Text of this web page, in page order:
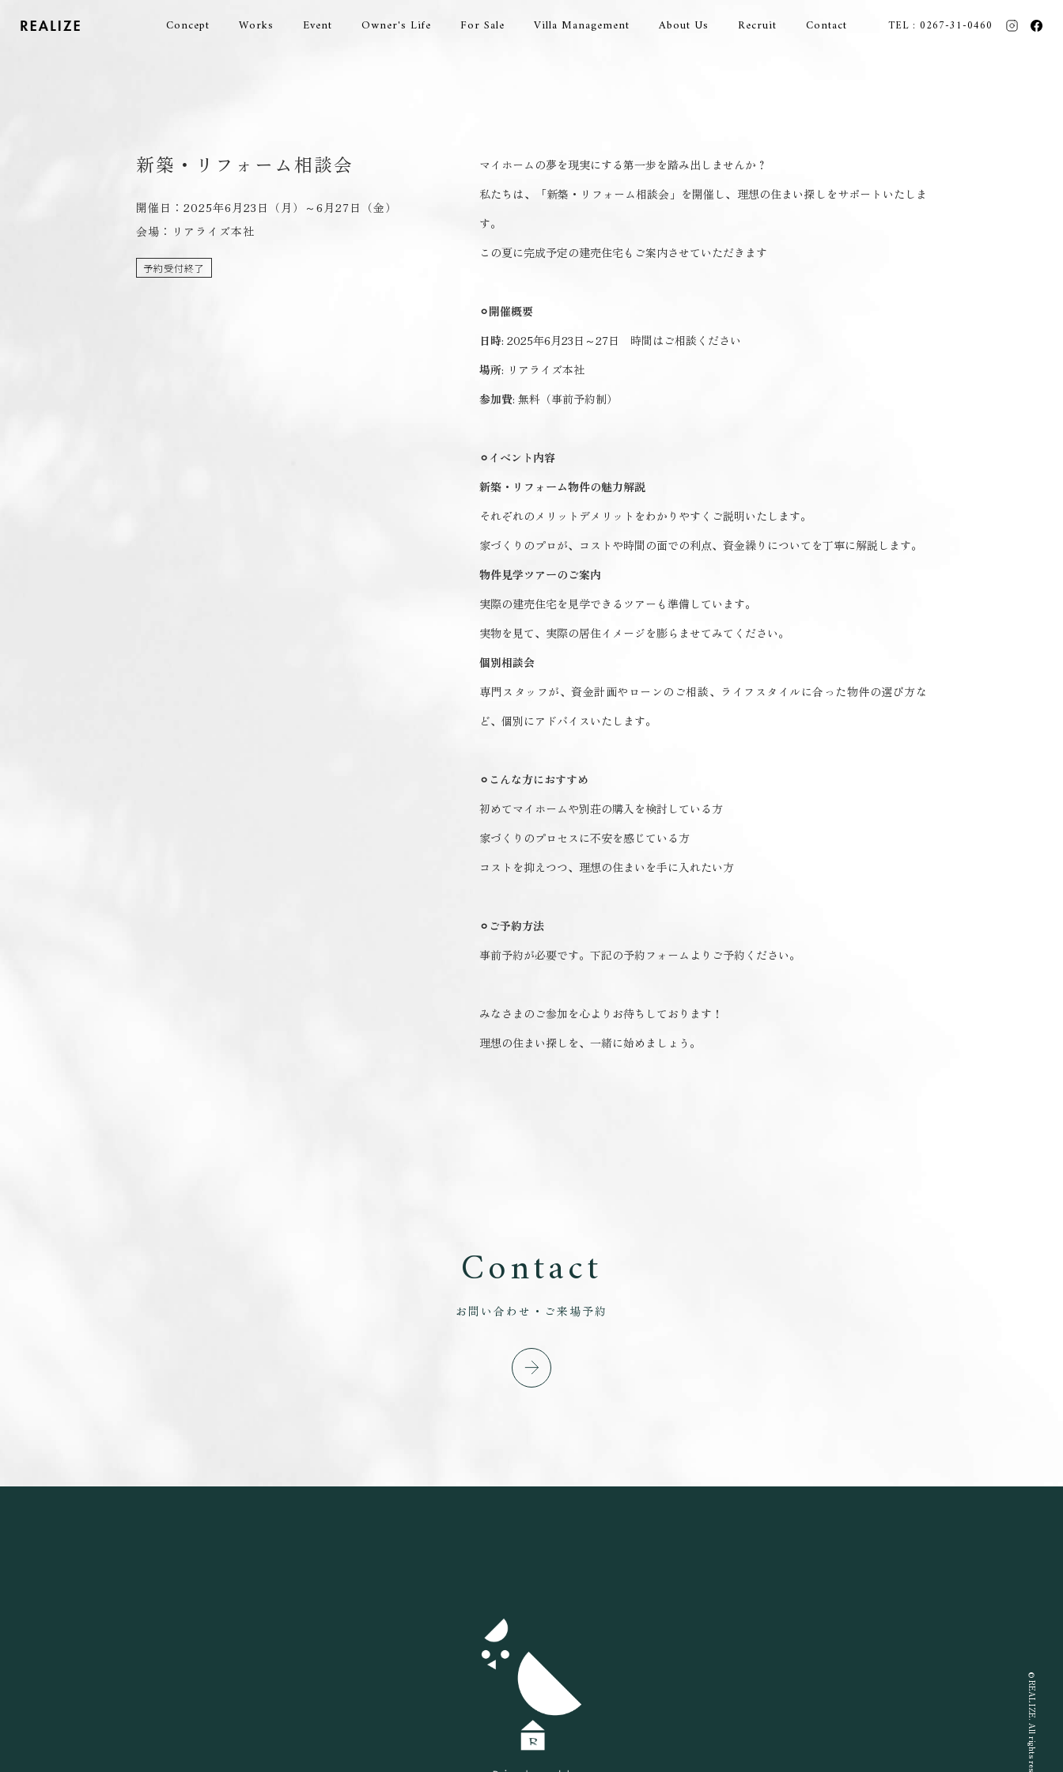
Concept Works Event Owner's Life For Sale Villa Management About Us Recruit Contact TEL : 0267-31-0460
新築・リフォーム相談会
開催日：2025年6月23日（月）～6月27日（金）
会場：リアライズ本社
マイホームの夢を現実にする第一歩を踏み出しませんか？
私たちは、「新築・リフォーム相談会」を開催し、理想の住まい探しをサポートいたしま
す。
この夏に完成予定の建売住宅もご案内させていただきます
⚪︎開催概要
日時: 2025年6月23日～27日 時間はご相談ください
場所: リアライズ本社
参加費: 無料（事前予約制）
⚪︎ イベント内容
新築・リフォーム物件の魅力解説
それぞれのメリットデメリットをわかりやすくご説明いたします。
家づくりのプロが、コストや時間の面での利点、資金繰りについてを丁寧に解説します。
物件見学ツアーのご案内
実際の建売住宅を見学できるツアーも準備しています。
実物を見て、実際の居住イメージを膨らませてみてください。
個別相談会
専門スタッフが、資金計画やローンのご相談、ライフスタイルに合った物件の選び方な
ど、個別にアドバイスいたします。
⚪︎ こんな方におすすめ
初めてマイホームや別荘の購入を検討している方
家づくりのプロセスに不安を感じている方
コストを抑えつつ、理想の住まいを手に入れたい方
⚪︎ ご予約方法
事前予約が必要です。下記の予約フォームよりご予約ください。
みなさまのご参加を心よりお待ちしております！
理想の住まい探しを、一緒に始めましょう。
Contact
お問い合わせ・ご来場予約
©
REALIZE. All rights reserved.